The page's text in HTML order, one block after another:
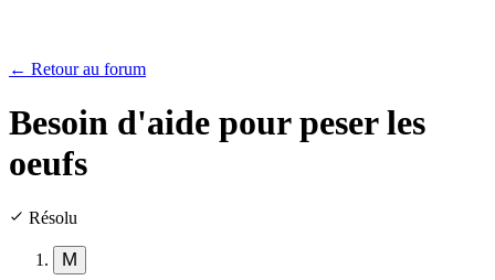
← Retour au forum
Besoin d'aide pour peser les
oeufs
Résolu
M